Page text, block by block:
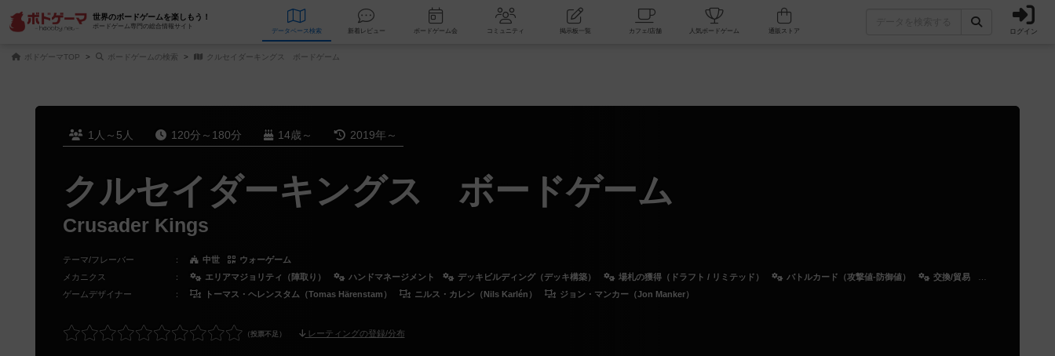
世界のボードゲームを楽しもう！
ボードゲーム専門の総合情報サイト
データベース 検索 新着レビュー ボードゲーム会 コミュニティ 掲示板一覧 カフェ/店舗 人気ボードゲーム ログイン
ボドゲーマTOP ボードゲームの検索 クルセイダーキングス ボードゲーム
1人～5人 120分～180分 14歳～ 2019年～
クルセイダーキングス ボードゲーム
Crusader Kings
テーマ/フレーバー ： 中世
ウォーゲーム
メカニクス
： エリアマジョリティ（陣取り） ハンドマネージメント デッキビルディング（デッキ構築） 場札の獲得（ドラフト / リミテッド） バトルカード（攻撃値-防御値） 交換/貿易
ゲームデザイナー
： トーマス・ヘレンスタム（Tomas Härenstam） ニルス・カレン（Nils Karlén） ジョン・マンカー（Jon Manker）
レーティングの登録/分布